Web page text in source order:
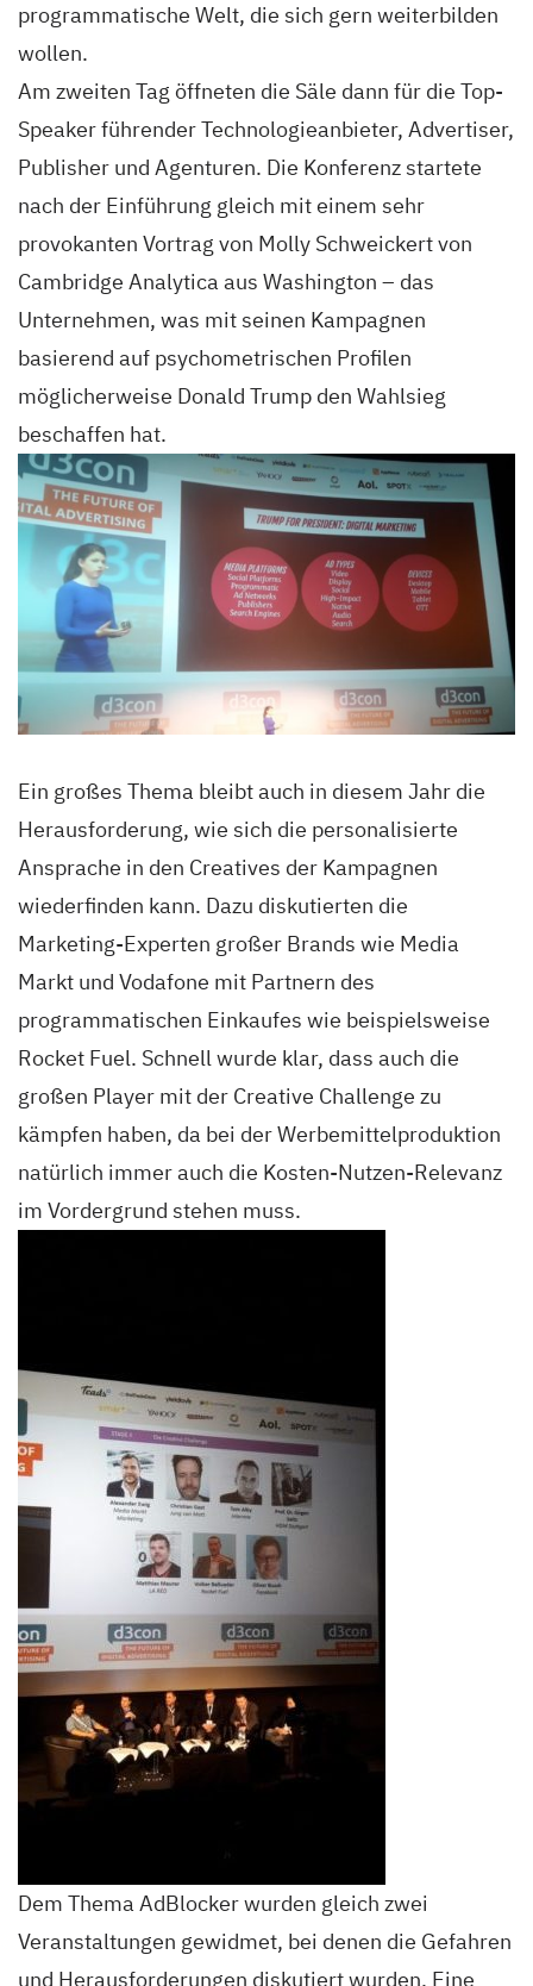
programmatische Welt, die sich gern weiterbilden
wollen.
Am zweiten Tag öffneten die Säle dann für die Top-
Speaker führender Technologieanbieter, Advertiser,
Publisher und Agenturen. Die Konferenz startete
nach der Einführung gleich mit einem sehr
provokanten Vortrag von Molly Schweickert von
Cambridge Analytica aus Washington – das
Unternehmen, was mit seinen Kampagnen
basierend auf psychometrischen Profilen
möglicherweise Donald Trump den Wahlsieg
beschaffen hat.
Ein großes Thema bleibt auch in diesem Jahr die
Herausforderung, wie sich die personalisierte
Ansprache in den Creatives der Kampagnen
wiederfinden kann. Dazu diskutierten die
Marketing-Experten großer Brands wie Media
Markt und Vodafone mit Partnern des
programmatischen Einkaufes wie beispielsweise
Rocket Fuel. Schnell wurde klar, dass auch die
großen Player mit der Creative Challenge zu
kämpfen haben, da bei der Werbemittelproduktion
natürlich immer auch die Kosten-Nutzen-Relevanz
im Vordergrund stehen muss.
Dem Thema AdBlocker wurden gleich zwei
Veranstaltungen gewidmet, bei denen die Gefahren
und Herausforderungen diskutiert wurden. Eine